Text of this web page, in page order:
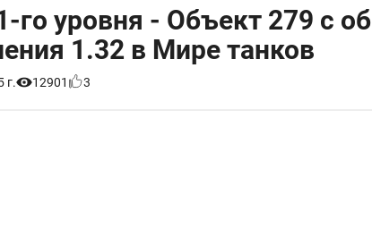
го уровня - Объект 279 с
1.32 в Мире танков
г. 12901 3